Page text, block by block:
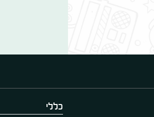
כללי